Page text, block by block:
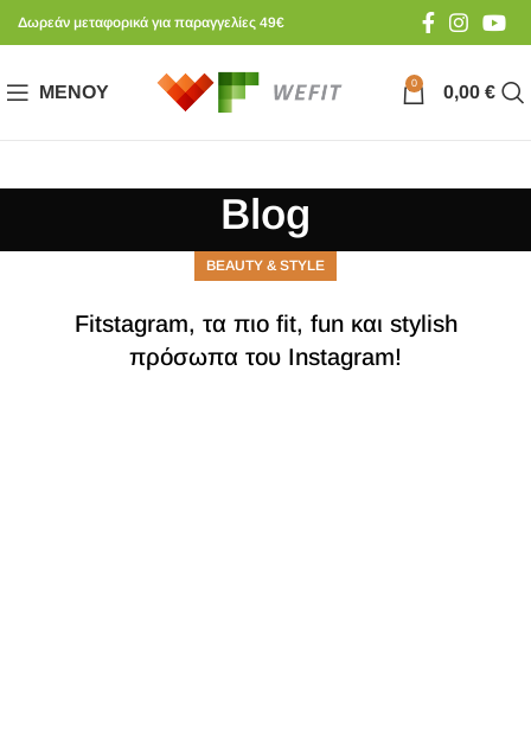
Δωρεάν μεταφορικά για παραγγελίες 49€
ΜΕΝΟΎ 0 0,00 €
Blog
BEAUTY & STYLE
Fitstagram, τα πιο fit, fun και stylish
πρόσωπα του Instagram!